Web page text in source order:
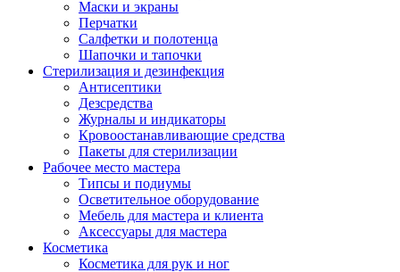
Маски и экраны
Перчатки
Салфетки и полотенца
Шапочки и тапочки
Стерилизация и дезинфекция
Антисептики
Дезсредства
Журналы и индикаторы
Кровоостанавливающие средства
Пакеты для стерилизации
Рабочее место мастера
Типсы и подиумы
Осветительное оборудование
Мебель для мастера и клиента
Аксессуары для мастера
Косметика
Косметика для рук и ног